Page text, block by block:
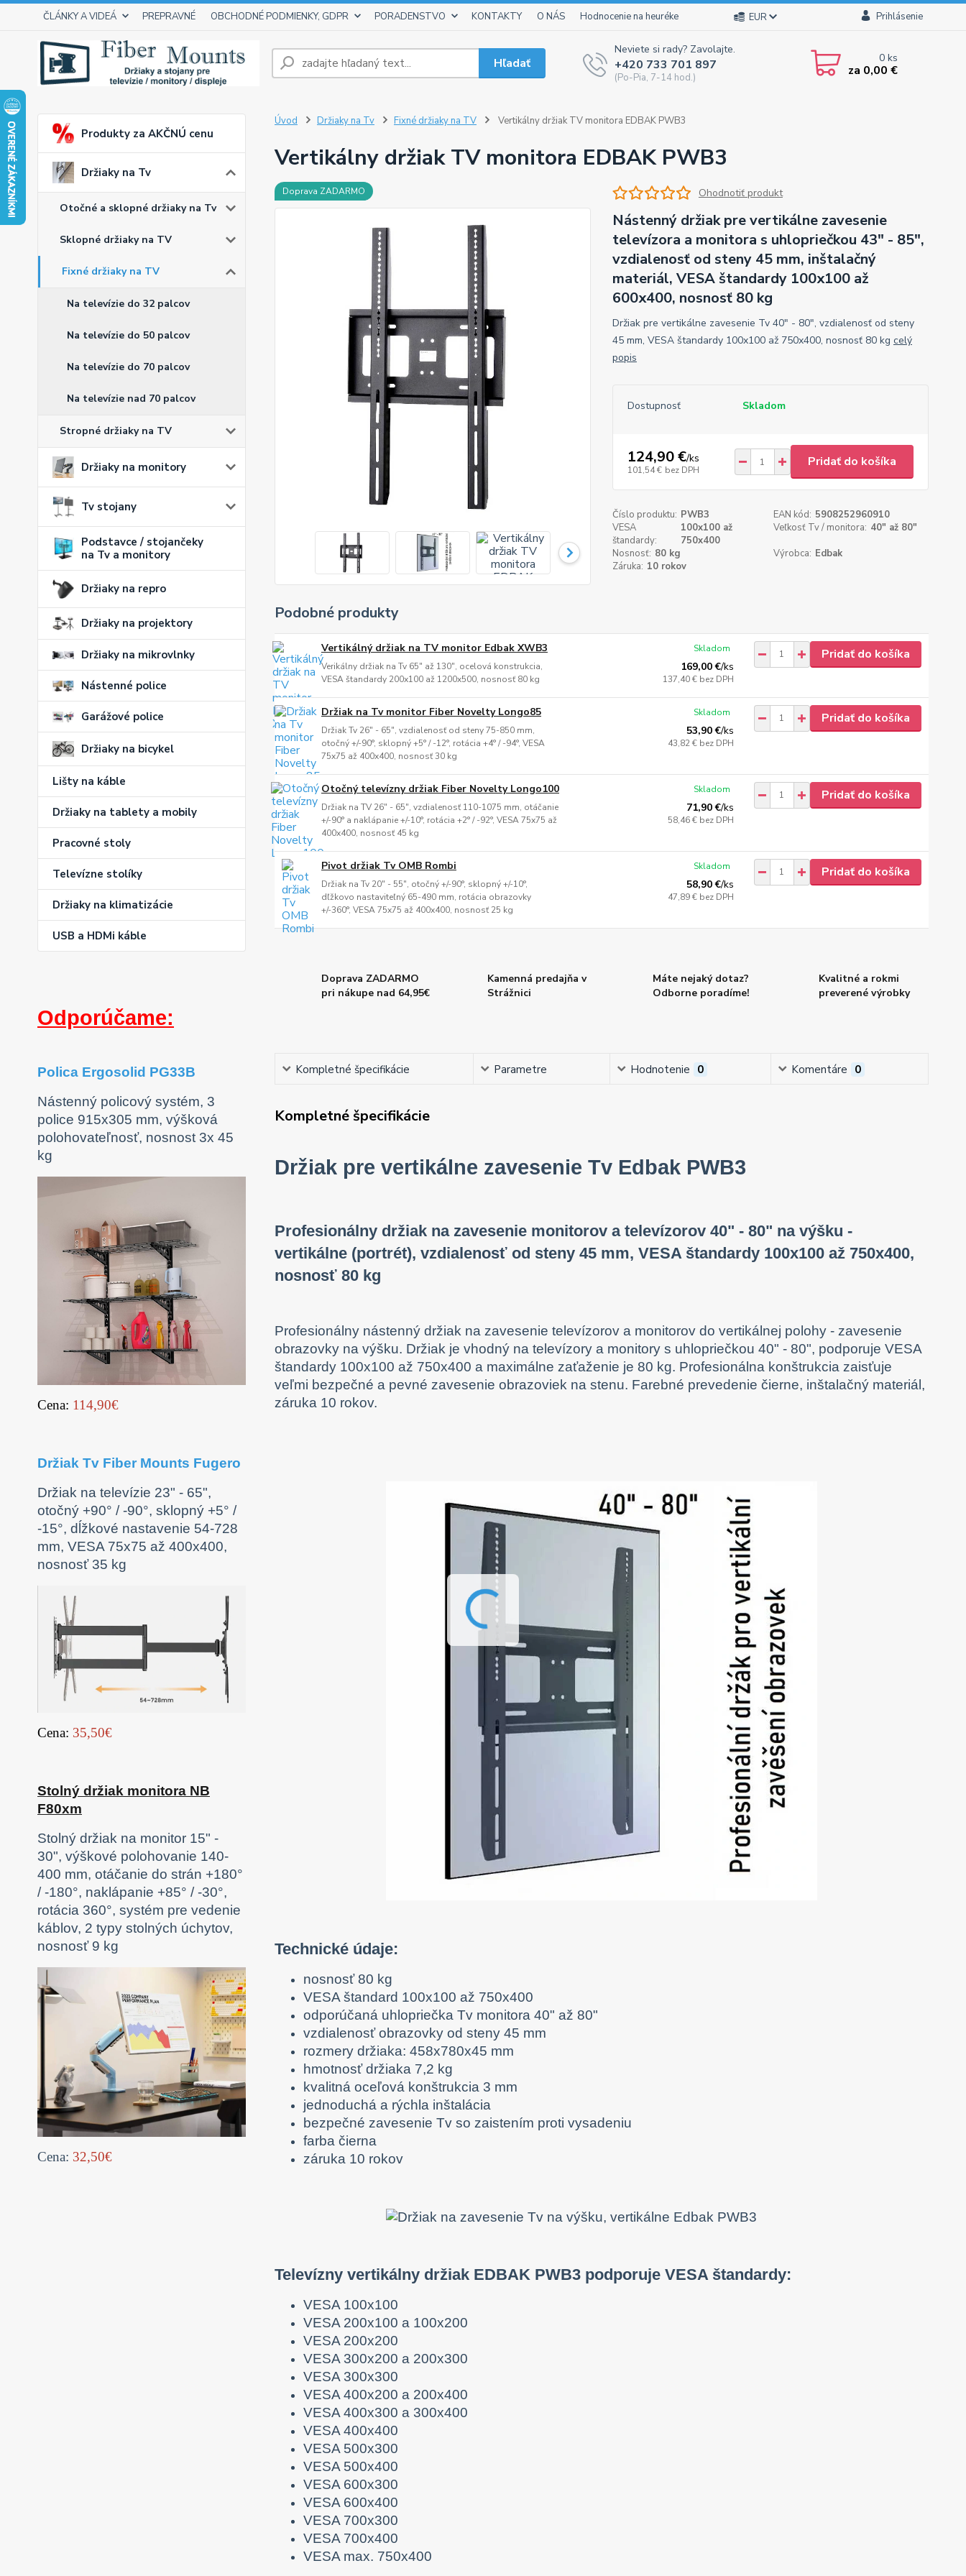
ČLÁNKY A VIDEÁ PREPRAVNÉ OBCHODNÉ PODMIENKY, GDPR PORADENSTVO KONTAKTY O NÁS Hodnocenie na heuréke EUR Prihlásenie
Hľadať
Neviete si rady? Zavolajte.
+420 733 701 897
(Po-Pia, 7-14 hod.)
0ks
za 0,00 €
Produkty za AKČNÚ cenu
Držiaky na Tv
Otočné a sklopné držiaky na Tv
Sklopné držiaky na TV
Fixné držiaky na TV
Na televízie do 32 palcov
Na televízie do 50 palcov
Na televízie do 70 palcov
Na televízie nad 70 palcov
Stropné držiaky na TV
Držiaky na monitory
Tv stojany
Podstavce / stojančeky
na Tv a monitory
Držiaky na repro
Držiaky na projektory
Držiaky na mikrovlnky
Nástenné police
Garážové police
Držiaky na bicykel
Lišty na káble
Držiaky na tablety a mobily
Pracovné stoly
Televízne stolíky
Držiaky na klimatizácie
USB a HDMi káble
Odporúčame:
Polica Ergosolid PG33B
Nástenný policový systém, 3
police 915x305 mm, výšková
polohovateľnosť, nosnost 3x 45
kg
Cena: 114,90€
Držiak Tv Fiber Mounts Fugero
Držiak na televízie 23" - 65",
otočný +90° / -90°, sklopný +5° /
-15°, dĺžkové nastavenie 54-728
mm, VESA 75x75 až 400x400,
nosnosť 35 kg
Cena: 35,50€
Stolný držiak monitora NB
F80xm
Stolný držiak na monitor 15" -
30", výškové polohovanie 140-
400 mm, otáčanie do strán +180°
/ -180°, naklápanie +85° / -30°,
rotácia 360°, systém pre vedenie
káblov, 2 typy stolných úchytov,
nosnosť 9 kg
Cena: 32,50€
Úvod Držiaky na Tv Fixné držiaky na TV Vertikálny držiak TV monitora EDBAK PWB3
Vertikálny držiak TV monitora EDBAK PWB3
Doprava ZADARMO Ohodnotiť produkt
Nástenný držiak pre vertikálne zavesenie
televízora a monitora s uhlopriečkou 43" - 85",
vzdialenosť od steny 45 mm, inštalačný
materiál, VESA štandardy 100x100 až
600x400, nosnosť 80 kg
Držiak pre vertikálne zavesenie Tv 40" - 80", vzdialenosť od steny
45 mm, VESA štandardy 100x100 až 750x400, nosnosť 80 kg celý
popis
Dostupnosť Skladom
124,90 €/ks
101,54 € bez DPH
Pridať do košíka
Číslo produktu: PWB3 EAN kód: 5908252960910
VESA
štandardy:
100x100 až
750x400
Veľkosť Tv / monitora: 40" až 80"
Nosnosť: 80 kg Výrobca: Edbak
Záruka: 10 rokov
Podobné produkty
Vertikálný držiak na TV monitor Edbak XWB3
Verikálny držiak na Tv 65" až 130", ocelová konstrukcia,
VESA štandardy 200x100 až 1200x500, nosnosť 80 kg
169,00 €/ks
137,40 € bez DPH
Skladom Pridať do košíka
Držiak na Tv monitor Fiber Novelty Longo85
Držiak Tv 26" - 65", vzdialenosť od steny 75-850 mm,
otočný +/-90°, sklopný +5° / -12°, rotácia +4° / -94°, VESA
75x75 až 400x400, nosnosť 30 kg
53,90 €/ks
43,82 € bez DPH
Skladom Pridať do košíka
Otočný televízny držiak Fiber Novelty Longo100
Držiak na TV 26" - 65", vzdialenosť 110-1075 mm, otáčanie
+/-90° a naklápanie +/-10°, rotácia +2° / -92°, VESA 75x75 až
400x400, nosnosť 45 kg
71,90 €/ks
58,46 € bez DPH
Skladom Pridať do košíka
Pivot držiak Tv OMB Rombi
Držiak na Tv 20" - 55", otočný +/-90°, sklopný +/-10°,
dľžkovo nastaviteľný 65-490 mm, rotácia obrazovky
+/-360°, VESA 75x75 až 400x400, nosnosť 25 kg
58,90 €/ks
47,89 € bez DPH
Skladom Pridať do košíka
Doprava ZADARMO
pri nákupe nad 64,95€
Kamenná predajňa v
Strážnici
Máte nejaký dotaz?
Odborne poradíme!
Kvalitné a rokmi
preverené výrobky
Kompletné špecifikácie Parametre Hodnotenie 0 Komentáre 0
Kompletné špecifikácie
Držiak pre vertikálne zavesenie Tv Edbak PWB3
Profesionálny držiak na zavesenie monitorov a televízorov 40" - 80" na výšku -
vertikálne (portrét), vzdialenosť od steny 45 mm, VESA štandardy 100x100 až 750x400,
nosnosť 80 kg
Profesionálny nástenný držiak na zavesenie televízorov a monitorov do vertikálnej polohy - zavesenie
obrazovky na výšku. Držiak je vhodný na televízory a monitory s uhlopriečkou 40" - 80", podporuje VESA
štandardy 100x100 až 750x400 a maximálne zaťaženie je 80 kg. Profesionálna konštrukcia zaisťuje
veľmi bezpečné a pevné zavesenie obrazoviek na stenu. Farebné prevedenie čierne, inštalačný materiál,
záruka 10 rokov.
Technické údaje:
nosnosť 80 kg
VESA štandard 100x100 až 750x400
odporúčaná uhlopriečka Tv monitora 40" až 80"
vzdialenosť obrazovky od steny 45 mm
rozmery držiaka: 458x780x45 mm
hmotnosť držiaka 7,2 kg
kvalitná oceľová konštrukcia 3 mm
jednoduchá a rýchla inštalácia
bezpečné zavesenie Tv so zaistením proti vysadeniu
farba čierna
záruka 10 rokov
Televízny vertikálny držiak EDBAK PWB3 podporuje VESA štandardy:
VESA 100x100
VESA 200x100 a 100x200
VESA 200x200
VESA 300x200 a 200x300
VESA 300x300
VESA 400x200 a 200x400
VESA 400x300 a 300x400
VESA 400x400
VESA 500x300
VESA 500x400
VESA 600x300
VESA 600x400
VESA 700x300
VESA 700x400
VESA max. 750x400